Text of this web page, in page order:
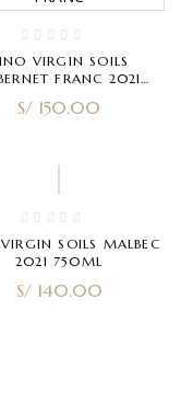
VIRGIN SOILS
FRANC 2021
S/ 150.00
SOILS MALBEC
2021 750ML
S/140.00